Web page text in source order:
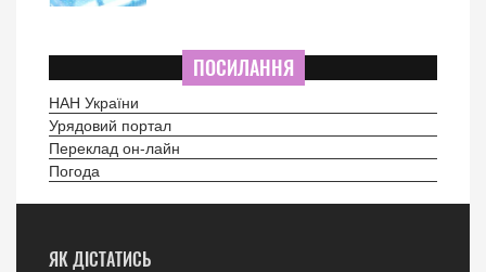
ПОСИЛАННЯ
НАН України
Урядовий портал
Переклад он-лайн
Погода
ЯК ДІСТАТИСЬ